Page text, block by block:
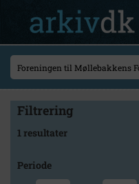
Filtrering
1 resultater
Periode